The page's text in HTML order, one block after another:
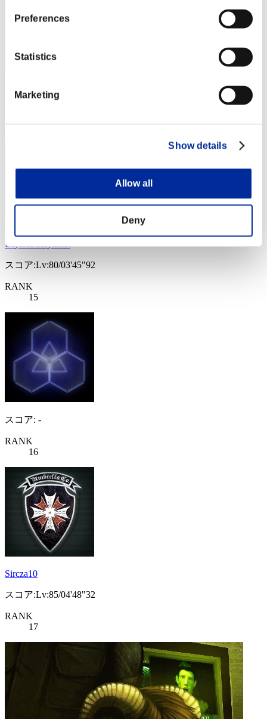
Preferences
Statistics
Marketing
Show details
Allow all
Deny
スコア: -
14
Ulysses Reyheart
スコア:Lv:80/03'45"92
RANK
15
スコア: -
RANK
16
Sircza10
スコア:Lv:85/04'48"32
RANK
17